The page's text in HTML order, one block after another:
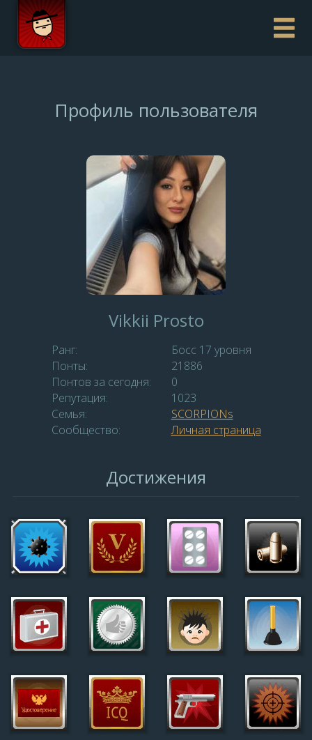
Профиль пользователя
Vikkii Prosto
Ранг:
Босс 17 уровня
Понты:
21886
Понтов за сегодня:
0
Репутация:
1023
Семья:
SCORPIONs
Сообщество:
Личная страница
Достижения